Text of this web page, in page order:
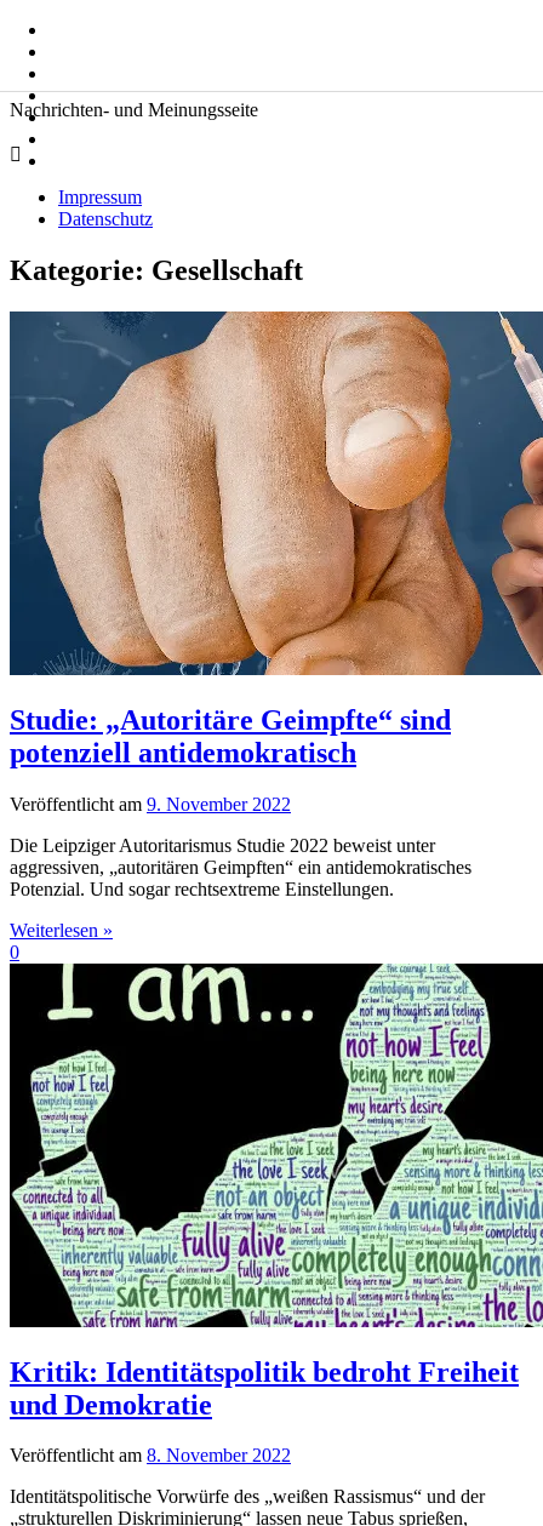
Inhalt
springen
nach:
Zeitkommentare
Nachrichten- und Meinungsseite
Impressum
Datenschutz
Kategorie: Gesellschaft
Studie: „Autoritäre Geimpfte“ sind
potenziell antidemokratisch
Veröffentlicht am 9. November 2022
Die Leipziger Autoritarismus Studie 2022 beweist unter
aggressiven, „autoritären Geimpften“ ein antidemokratisches
Potenzial. Und sogar rechtsextreme Einstellungen.
Weiterlesen »
0
Kritik: Identitätspolitik bedroht Freiheit
und Demokratie
Veröffentlicht am 8. November 2022
Identitätspolitische Vorwürfe des „weißen Rassismus“ und der
„strukturellen Diskriminierung“ lassen neue Tabus sprießen,